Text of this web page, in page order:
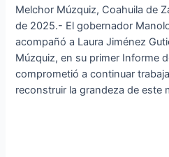
Melchor Múzquiz, Coahuila de
de 2025.- El gobernador
acompañó a Laura Jiménez
Múzquiz, en su primer Informe
comprometió a continuar
reconstruir la grandeza de este